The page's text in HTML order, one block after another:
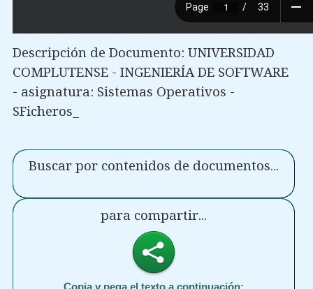
Descripción de Documento: UNIVERSIDAD
COMPLUTENSE - INGENIERÍA DE SOFTWARE
- asignatura: Sistemas Operativos -
SFicheros_
Buscar por contenidos de documentos...
para compartir...